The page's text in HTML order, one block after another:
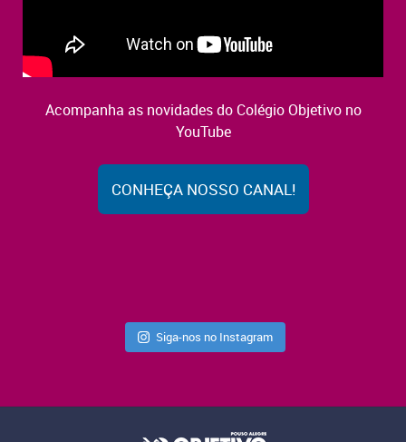
Acompanha as novidades do Colégio Objetivo no
YouTube
CONHEÇA NOSSO CANAL!
Siga-nos no Instagram